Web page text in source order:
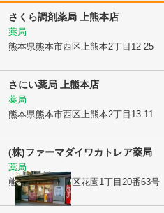
さくら調剤薬局 上熊本店
薬局
熊本県熊本市西区上熊本2丁目12-25
さにい薬局 上熊本店
薬局
熊本県熊本市西区上熊本2丁目13-11
(株)ファーマダイワカトレア薬局
薬局
熊本県熊本市西区花園1丁目20番63号